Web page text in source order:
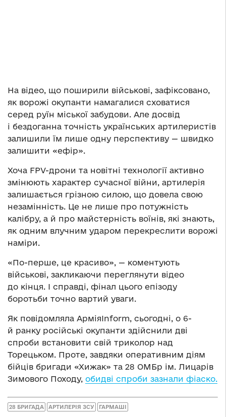
На відео, що поширили військові, зафіксовано,
як ворожі окупанти намагалися сховатися
серед руїн міської забудови. Але досвід
і бездоганна точність українських артилеристів
залишили їм лише одну перспективу — швидко
залишити «ефір».
Хоча FPV-дрони та новітні технології активно
змінюють характер сучасної війни, артилерія
залишається грізною силою, що довела свою
незамінність. Це не лише про потужність
калібру, а й про майстерність воїнів, які знають,
як одним влучним ударом перекреслити ворожі
наміри.
«По-перше, це красиво», — коментують
військові, закликаючи переглянути відео
до кінця. І справді, фінал цього епізоду
боротьби точно вартий уваги.
Як повідомляла АрміяInform, сьогодні, о 6-
й ранку російські окупанти здійснили дві
спроби встановити свій триколор над
Торецьком. Проте, завдяки оперативним діям
бійців бригади «Хижак» та 28 ОМБр ім. Лицарів
Зимового Походу, обидві спроби зазнали фіаско.
28 БРИГАДА АРТИЛЕРІЯ ЗСУ ГАРМАШІ